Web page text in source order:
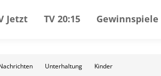
Jetzt TV 20:15 Gewinnspiele
Unterhaltung Kinder